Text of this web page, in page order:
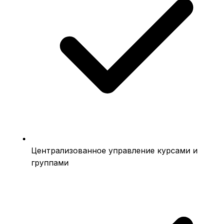
Централизованное управление курсами и
группами